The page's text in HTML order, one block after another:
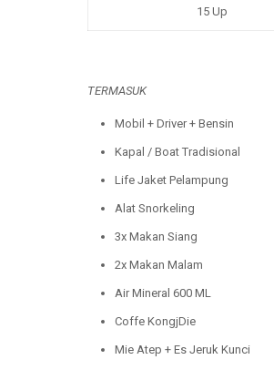
15 Up
TERMASUK
Mobil + Driver + Bensin
Kapal / Boat Tradisional
Life Jaket Pelampung
Alat Snorkeling
3x Makan Siang
2x Makan Malam
Air Mineral 600 ML
Coffe KongjDie
Mie Atep + Es Jeruk Kunci